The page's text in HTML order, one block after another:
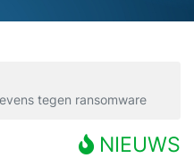
tegen ransomware
NIEUWS